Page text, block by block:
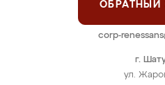
г.
ул.
ОБРАТНЫЙ
corp-